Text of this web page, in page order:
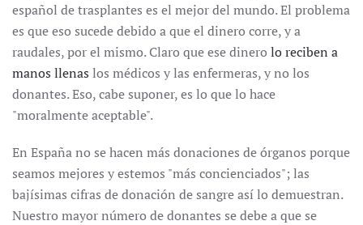
español de trasplantes es el mejor del mundo. El problema
es que eso sucede debido a que el dinero corre, y a
raudales, por el mismo. Claro que ese dinero lo reciben a
manos llenas los médicos y las enfermeras, y no los
donantes. Eso, cabe suponer, es lo que lo hace
"moralmente aceptable".
En España no se hacen más donaciones de órganos porque
seamos mejores y estemos "más concienciados"; las
bajísimas cifras de donación de sangre así lo demuestran.
Nuestro mayor número de donantes se debe a que se